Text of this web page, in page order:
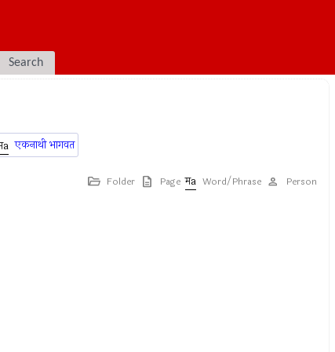
Search
एकनाथी भागवत
Folder Page Word/Phrase Person